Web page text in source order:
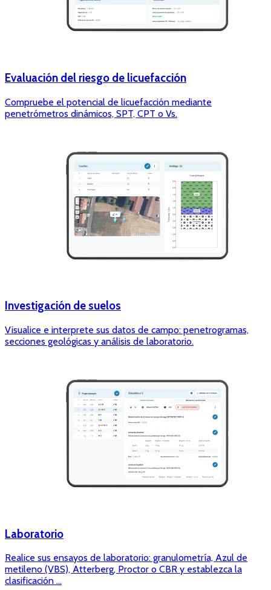
Evaluación del riesgo de licuefacción
Compruebe el potencial de licuefacción mediante
penetrómetros dinámicos, SPT, CPT o Vs.
Investigación de suelos
Visualice e interprete sus datos de campo: penetrogramas,
secciones geológicas y análisis de laboratorio.
Laboratorio
Realice sus ensayos de laboratorio: granulometría, Azul de
metileno (VBS), Atterberg, Proctor o CBR y establezca la
clasificación ...